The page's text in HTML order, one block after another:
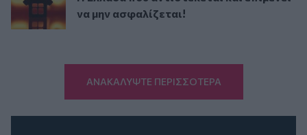
να μην ασφαλίζεται!
ΑΝΑΚΑΛΥΨΤΕ ΠΕΡΙΣΣΟΤΕΡΑ